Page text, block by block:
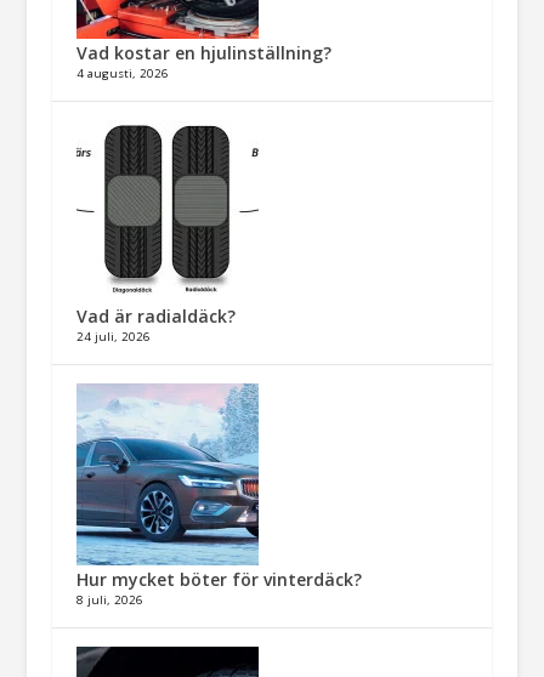
Vad kostar en hjulinställning?
4 augusti, 2026
Vad är radialdäck?
24 juli, 2026
Hur mycket böter för vinterdäck?
8 juli, 2026